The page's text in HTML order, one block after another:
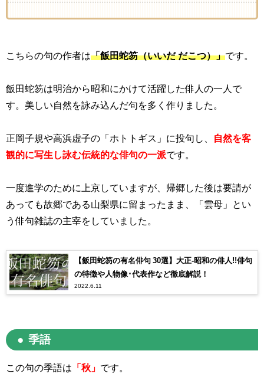
こちらの句の作者は「飯田蛇笏（いいだ だこつ）」です。
飯田蛇笏は明治から昭和にかけて活躍した俳人の一人で
す。美しい自然を詠み込んだ句を多く作りました。
正岡子規や高浜虚子の「ホトトギス」に投句し、
自然を客
観的に写生し詠む伝統的な俳句の一派です。
一度進学のために上京していますが、帰郷した後は要請が
あっても故郷である山梨県に留まったまま、「雲母」とい
う俳句雑誌の主宰をしていました。
【飯田蛇笏の有名俳句 30選】大正-昭和の俳人!!俳句
の特徴や人物像･代表作など徹底解説！
2022.6.11
季語
この句の季語は 「秋」 です。